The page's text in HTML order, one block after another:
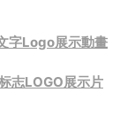
字Logo展示動畫
志LOGO展示片